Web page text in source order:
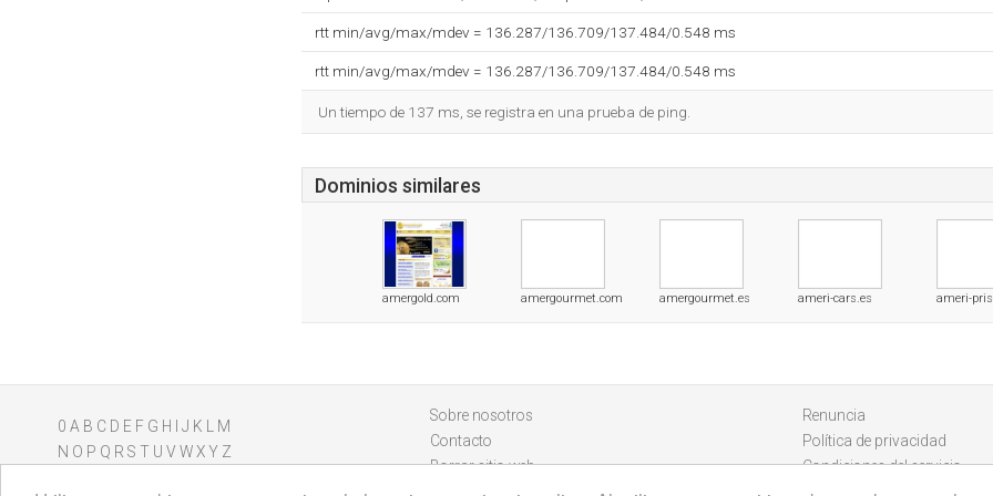
rtt min/avg/max/mdev = 136.287/136.709/137.484/0.548 ms
rtt min/avg/max/mdev = 136.287/136.709/137.484/0.548 ms
Un tiempo de 137 ms, se registra en una prueba de ping.
Dominios similares
amergold.com amergourmet.com amergourmet.es ameri-cars.es ameri-
0 A B C D E F G H J K
M
N O P Q R S T U V WXY Z
Sobre nosotros
Contacto
Borrar sitio web
Renuncia
Política de privacidad
Condiciones del servicio